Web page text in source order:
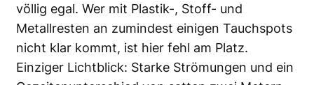
völlig egal. Wer mit Plastik-, Stoff- und
Metallresten an zumindest einigen Tauchspots
nicht klar kommt, ist hier fehl am Platz.
Einziger Lichtblick: Starke Strömungen und ein